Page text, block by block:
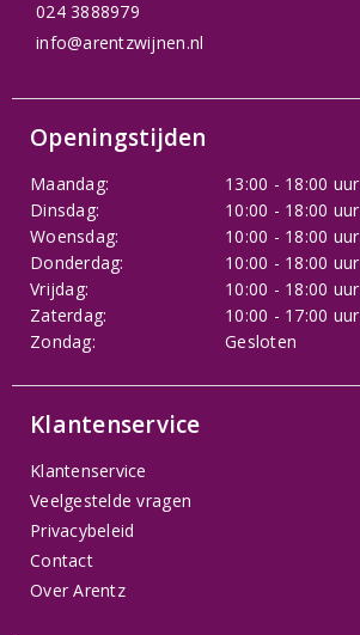
024 3888979
info@arentzwijnen.nl
Openingstijden
Maandag:
13:00 - 18:00 uur
Dinsdag:
10:00 - 18:00 uur
Woensdag:
10:00 - 18:00 uur
Donderdag:
10:00 - 18:00 uur
Vrijdag:
10:00 - 18:00 uur
Zaterdag:
10:00 - 17:00 uur
Zondag:
Gesloten
Klantenservice
Klantenservice
Veelgestelde vragen
Privacybeleid
Contact
Over Arentz